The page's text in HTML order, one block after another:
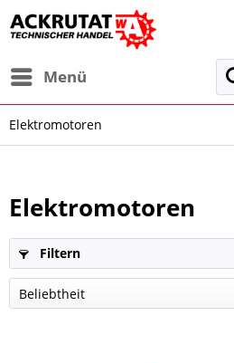
Menü
Elektromotoren
Elektromotoren
Filtern